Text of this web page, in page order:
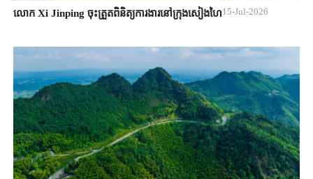
លោក Xi Jinping ចុះត្រួតពិនិត្យការងារនៅក្រុងសៀងហៃ15-Jul-2026